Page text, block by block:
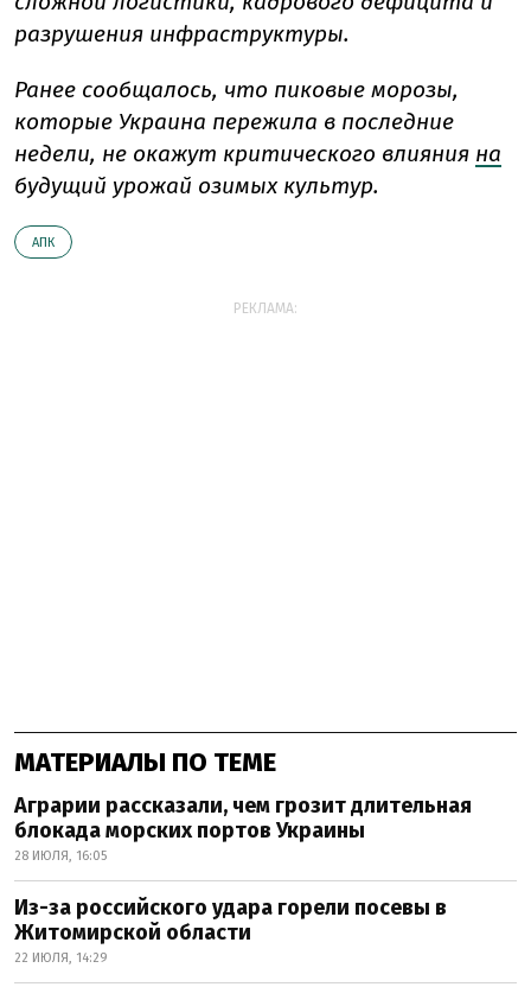
разрушения инфраструктуры.
Ранее сообщалось, что пиковые морозы,
которые Украина пережила в последние
недели, не окажут критического влияния на
будущий урожай озимых культур.
АПК
РЕКЛАМА:
МАТЕРИАЛЫ ПО ТЕМЕ
Аграрии рассказали, чем грозит длительная
блокада морских портов Украины
28 ИЮЛЯ, 16:05
Из-за российского удара горели посевы в
Житомирской области
22 ИЮЛЯ, 14:29